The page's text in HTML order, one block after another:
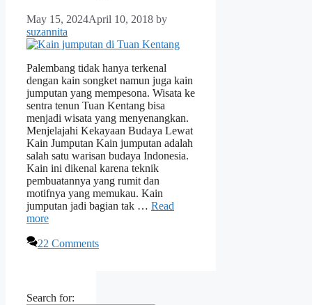
May 15, 2024April 10, 2018 by
suzannita
Palembang tidak hanya terkenal
dengan kain songket namun juga kain
jumputan yang mempesona. Wisata ke
sentra tenun Tuan Kentang bisa
menjadi wisata yang menyenangkan.
Menjelajahi Kekayaan Budaya Lewat
Kain Jumputan Kain jumputan adalah
salah satu warisan budaya Indonesia.
Kain ini dikenal karena teknik
pembuatannya yang rumit dan
motifnya yang memukau. Kain
jumputan jadi bagian tak … Read
more
22 Comments
Search for: